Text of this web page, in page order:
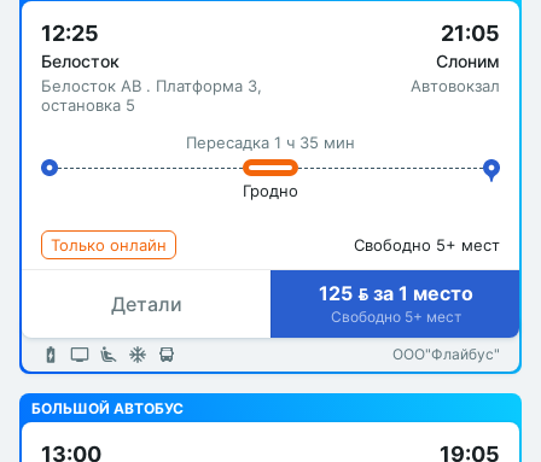
12:25
Белосток
Белосток АВ . Платформа 3,
остановка 5
21:05
Слоним
Автовокзал
Пересадка 1 ч 35 мин
Гродно
Только онлайн Свободно 5+ мест
Детали 125  за 1 место
Свободно 5+ мест
ООО"Флайбус"
БОЛЬШОЙ АВТОБУС
13:00 19:05